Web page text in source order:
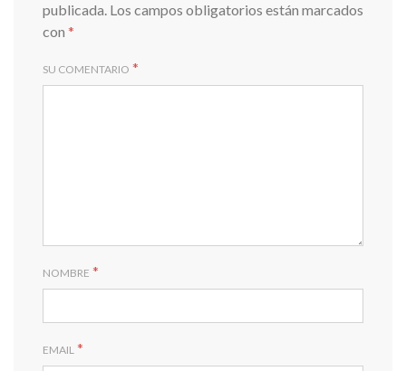
publicada. Los campos obligatorios están marcados
con *
SU COMENTARIO *
NOMBRE *
EMAIL *